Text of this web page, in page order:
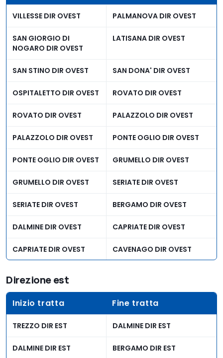
VALDICHIANA DIR SUD CHIUSI DIR SUD
ORTE DIR SUD
PONZANO ROMANO DIR
PONZANO ROMANO DIR
ALL. RAC RM-N A1 DIR SUD
SUD
ALL RAC RM-S A1 N DIR
COLLEFFERRO DIR SUD
CASSINO DIR SUD SAN VITTORE DIR SUD
SAN VITTORE DIR SUD
CAPUA DIR SUD
S.M. CAPUAVETERE DIR
SUD
VILLESSE DIR OVEST PALMANOVA DIR OVEST
SAN GIORGIO DI
NOGARO DIR OVEST
LATISANA DIR OVEST
SAN STINO DIR OVEST SAN DONA' DIR OVEST
OSPITALETTO DIR OVEST ROVATO DIR OVEST
ROVATO DIR OVEST PALAZZOLO DIR OVEST
PALAZZOLO DIR OVEST PONTE OGLIO DIR OVEST
PONTE OGLIO DIR OVEST GRUMELLO DIR OVEST
GRUMELLO DIR OVEST SERIATE DIR OVEST
SERIATE DIR OVEST BERGAMO DIR OVEST
DALMINE DIR OVEST CAPRIATE DIR OVEST
CAPRIATE DIR OVEST CAVENAGO DIR OVEST
Direzione est
Inizio tratta Fine tratta
TREZZO DIR EST DALMINE DIR EST
DALMINE DIR EST BERGAMO DIR EST